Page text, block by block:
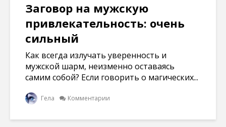
Заговор на мужскую
привлекательность: очень
сильный
Как всегда излучать уверенность и
мужской шарм, неизменно оставаясь
самим собой? Если говорить о магических...
Гела Комментарии